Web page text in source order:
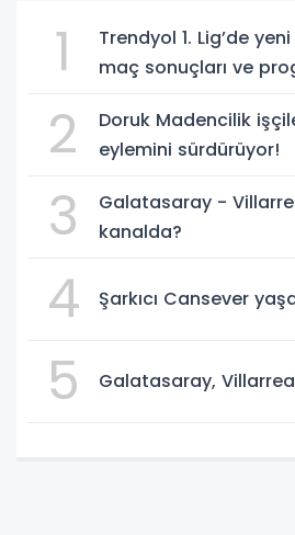
1
Trendyol 1. Lig’de
maç sonuçları ve
2
Doruk Madencilik
eylemini sürdürüyor!
3
Galatasaray -
kanalda?
4 Şarkıcı Cansever
5 Galatasaray,